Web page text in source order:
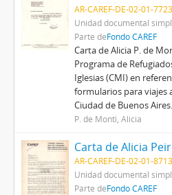
AR-CAREF-DE-02-01-7723
Unidad documental
Parte deFondo CAREF
Carta de Alicia P. de
Programa de
Iglesias (CMI) en
formularios para viajes
Ciudad de Buenos Aires.
P. de Monti, Alicia
AR-CAREF-DE-02-01-8713
Unidad documental
Parte deFondo CAREF